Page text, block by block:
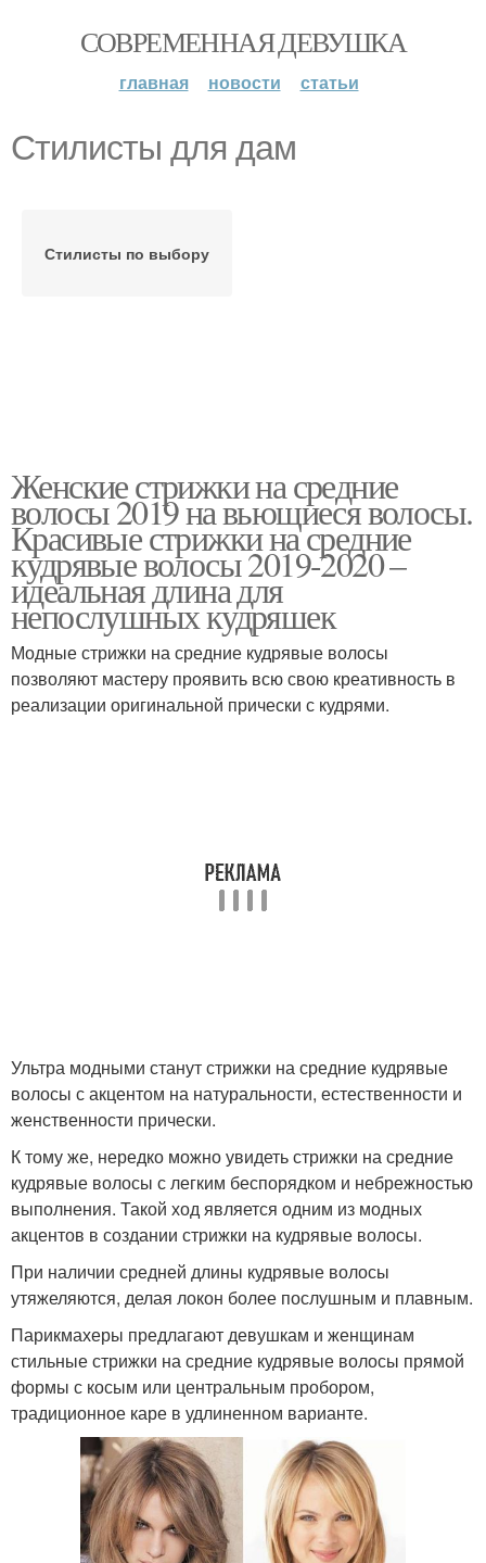
СОВРЕМЕННАЯ ДЕВУШКА
главная новости статьи
Стилисты для дам
Стилисты по выбору
Женские стрижки на средние
волосы 2019 на вьющиеся волосы.
Красивые стрижки на средние
кудрявые волосы 2019-2020 –
идеальная длина для
непослушных кудряшек
Модные стрижки на средние кудрявые волосы
позволяют мастеру проявить всю свою креативность в
реализации оригинальной прически с кудрями.
Ультра модными станут стрижки на средние кудрявые
волосы с акцентом на натуральности, естественности и
женственности прически.
К тому же, нередко можно увидеть стрижки на средние
кудрявые волосы с легким беспорядком и небрежностью
выполнения. Такой ход является одним из модных
акцентов в создании стрижки на кудрявые волосы.
При наличии средней длины кудрявые волосы
утяжеляются, делая локон более послушным и плавным.
Парикмахеры предлагают девушкам и женщинам
стильные стрижки на средние кудрявые волосы прямой
формы с косым или центральным пробором,
традиционное каре в удлиненном варианте.